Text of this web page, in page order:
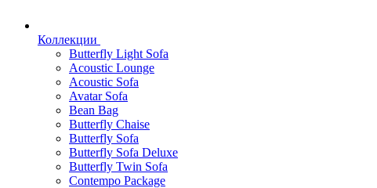
Коллекции
Butterfly Light Sofa
Acoustic Lounge
Acoustic Sofa
Avatar Sofa
Bean Bag
Butterfly Chaise
Butterfly Sofa
Butterfly Sofa Deluxe
Butterfly Twin Sofa
Contempo Package